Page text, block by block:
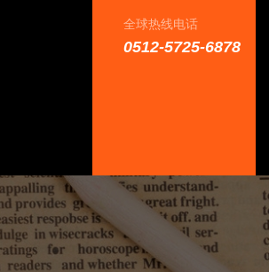
全球热线电话
0512-5725-6878